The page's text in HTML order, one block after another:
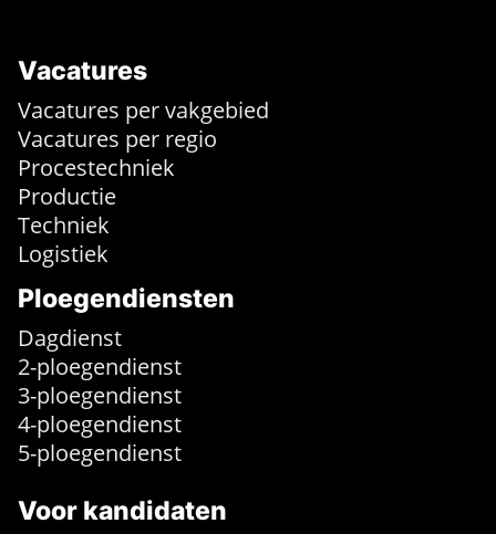
Vacatures
Vacatures per vakgebied
Vacatures per regio
Procestechniek
Productie
Techniek
Logistiek
Ploegendiensten
Dagdienst
2-ploegendienst
3-ploegendienst
4-ploegendienst
5-ploegendienst
Voor kandidaten